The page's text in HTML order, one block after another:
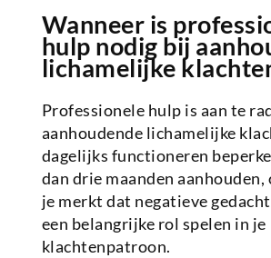
Wanneer is
hulp nodig bij
lichamelijke
Professionele hulp is aan te
aanhoudende lichamelijke
dagelijks functioneren
dan drie maanden aanhouden,
je merkt dat negatieve
een belangrijke rol spelen in je
klachtenpatroon.